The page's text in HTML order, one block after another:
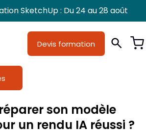
SketchUp : Du 24 au 28 août
Devis formation
son modèle
un rendu IA réussi ?